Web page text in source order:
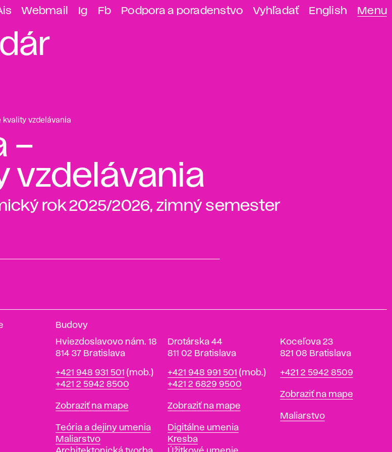
Webmail Ig Fb Podpora a poradenstvo Vyhľadať English Menu
kvality vzdelávania
–
vzdelávania
rok 2025/2026, zimný semester
Budovy
Hviezdoslavovo nám. 18
814 37 Bratislava
Telefón
+421 948 931 501 (mob.)
+421 2 5942 8500
Mapa
Zobraziť na mape
Katedry
Teória a dejiny umenia
Maliarstvo
Drotárska 44
811 02 Bratislava
Telefón
+421 948 991 501 (mob.)
+421 2 6829 9500
Mapa
Zobraziť na mape
Katedry
Digitálne umenia
Kresba
Koceľova 23
821 08 Bratislava
Telefón
+421 2 5942 8509
Mapa
Zobraziť na mape
Katedry
Maliarstvo